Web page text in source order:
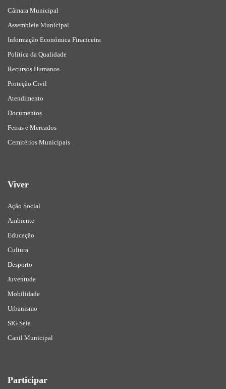
Câmara Municipal
Assembleia Municipal
Informação Económica Financeira
Política da Qualidade
Recursos Humanos
Proteção Civil
Atendimento
Documentos
Feiras e Mercados
Cemitérios Municipais
Viver
Ação Social
Ambiente
Educação
Cultura
Desporto
Juventude
Mobilidade
Urbanismo
SIG Seia
Canil Municipal
Participar